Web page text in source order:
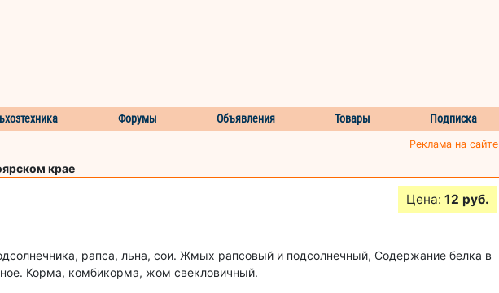
Форумы Объявления Товары Подписка
Реклама на сайте
крае
Цена: 12 руб.
рапса, льна, сои. Жмых рапсовый и подсолнечный, Содержание белка в
Корма, комбикорма, жом свекловичный.